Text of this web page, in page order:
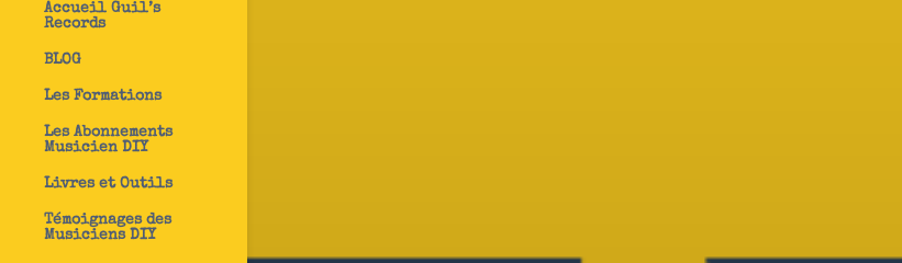
Accueil Guil’s
Records
BLOG
Les Formations
Les Abonnements
Musicien DIY
Livres et Outils
Témoignages des
Musiciens DIY